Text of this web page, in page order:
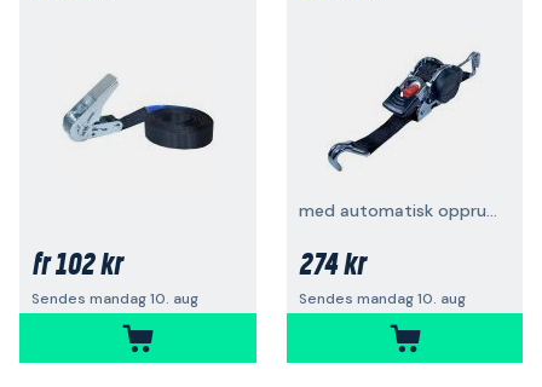
fr102 kr
Sendes mandag 10. aug
med automatisk oppruller
274 kr
Sendes mandag 10. aug